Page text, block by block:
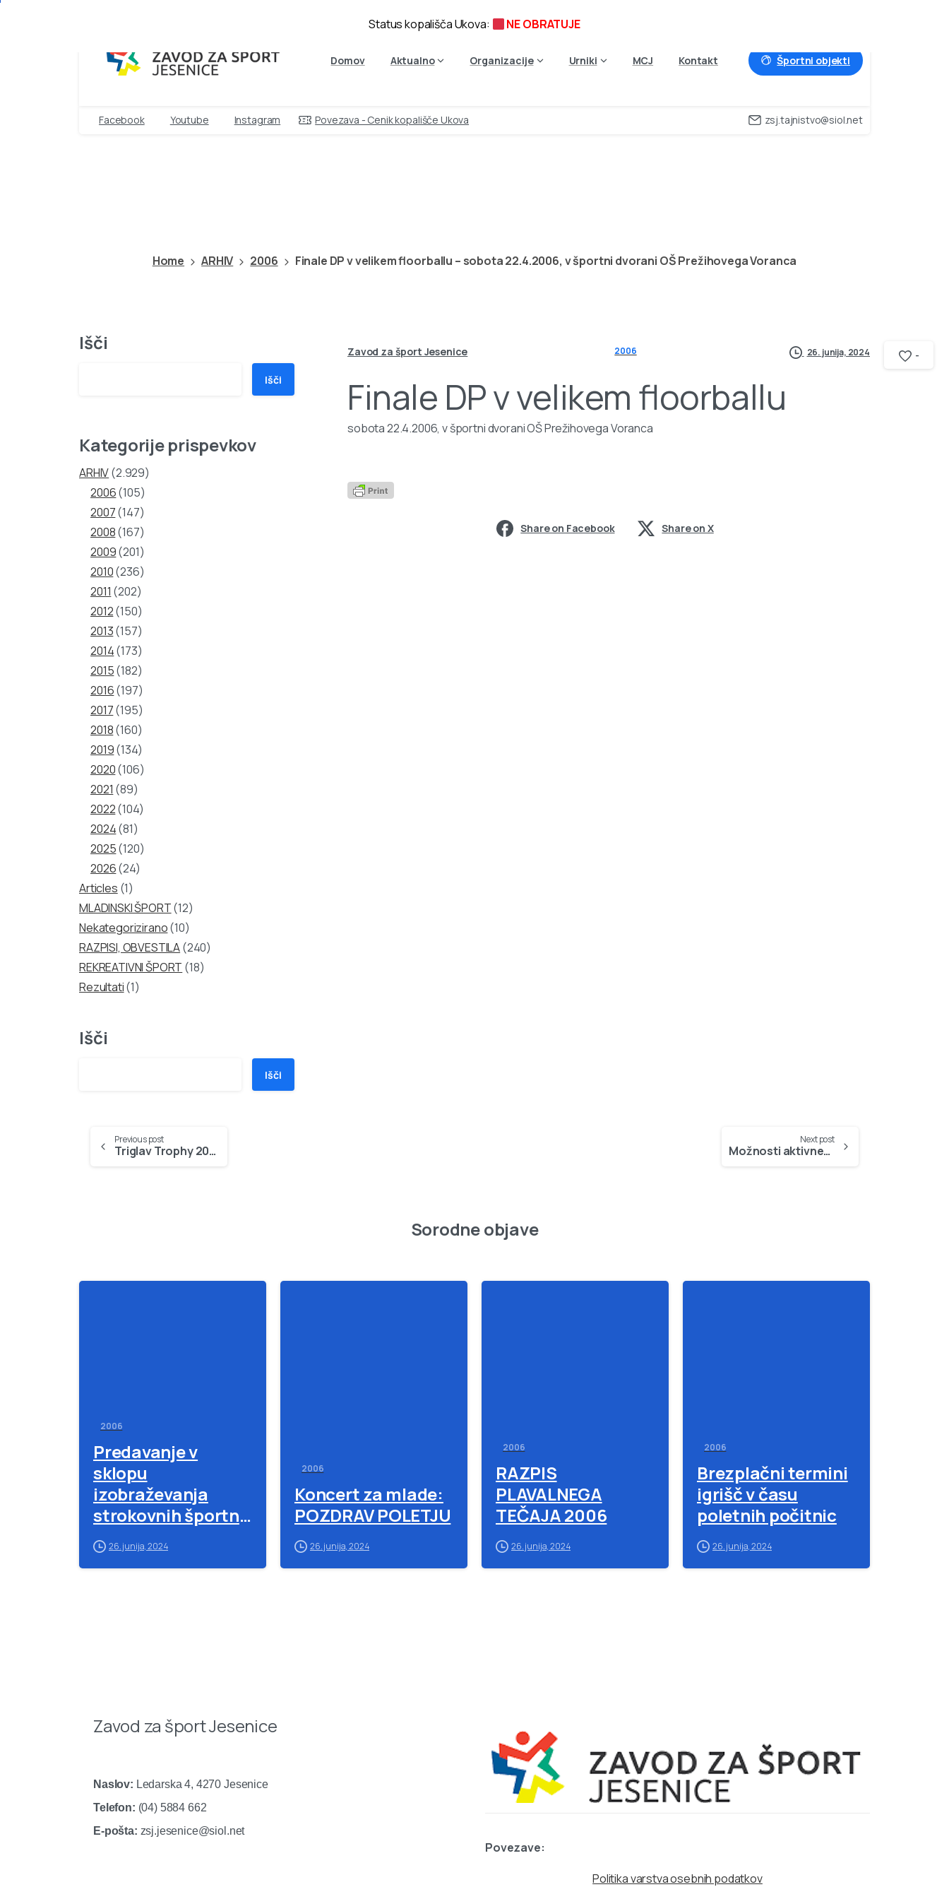
Domov Aktualno Organizacije Urniki MCJ Kontakt Športni objekti
Facebook Youtube Instagram Povezava - Cenik kopališče Ukova zsj.tajnistvo@siol.net
Home ARHIV 2006 Finale DP v velikem floorballu – sobota 22.4.2006, v športni dvorani OŠ Prežihovega Voranca
Išči
Išči
Kategorije prispevkov
ARHIV(2.929)
2006(105)
2007(147)
2008(167)
2009(201)
2010(236)
2011 (202)
2012(150)
2013(157)
2014(173)
2015(182)
2016(197)
2017(195)
2018(160)
2019(134)
2020(106)
2021 (89)
2022(104)
2024(81)
2025(120)
2026(24)
Articles (1)
MLADINSKI ŠPORT(12)
Nekategorizirano(10)
RAZPISI, OBVESTILA(240)
REKREATIVNI ŠPORT (18)
Rezultati(1)
Išči
Išči
Zavod za šport Jesenice 2006 26. junija, 2024
Finale DP v velikem floorballu
sobota 22.4.2006, v športni dvorani OŠ Prežihovega Voranca
-
Share on Facebook Share on X
Continue
Previous post
Triglav Trophy 2006
Next post
Možnosti aktivnega preživljanja prostega časa ob 1. maju
Sorodne objave
2006
Predavanje v
sklopu
izobraževanja
strokovnih športni
h delavcev
26. junija, 2024
2006
Koncert za mlade:
POZDRAV POLETJU
26. junija, 2024
2006
RAZPIS
PLAVALNEGA
TEČAJA 2006
26. junija, 2024
2006
Brezplačni termini
igrišč v času
poletnih počitnic
26. junija, 2024
Zavod za šport Jesenice
Naslov: Ledarska 4, 4270 Jesenice
Telefon: (04) 5884 662
E-pošta: zsj.jesenice@siol.net
Povezave:
Politika varstva osebnih podatkov
Status kopališča Ukova: NE OBRATUJE